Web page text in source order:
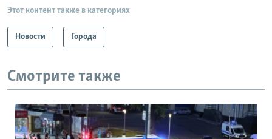
Этот контент также в категориях
Новости Города
Смотрите также